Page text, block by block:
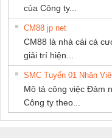
của Công ty...
CM88 jp net
CM88 là nhà cái cá
giải trí hiện...
SMC Tuyển 01 Nhân
Mô tả công việc Đảm
Công ty theo...